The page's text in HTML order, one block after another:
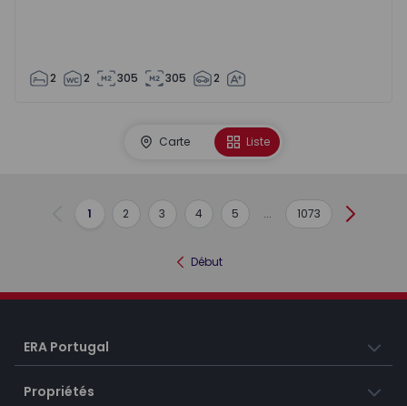
2 2 305 305 2
Carte Liste
Précédent
1 2 3 4 5 ... 1073 Suivant
Début
ERA Portugal
Propriétés